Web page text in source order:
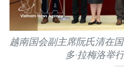
越南国会副主席阮氏清在
多·拉梅洛举